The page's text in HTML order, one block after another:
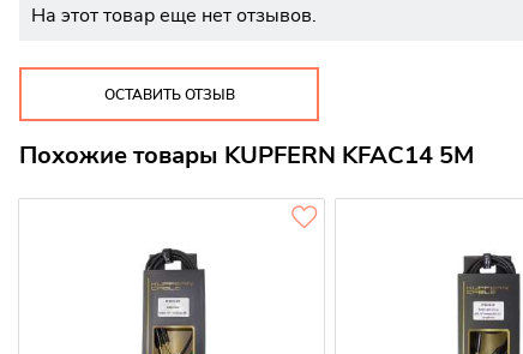
На этот товар еще нет отзывов.
ОСТАВИТЬ ОТЗЫВ
Похожие товары KUPFERN KFAC14 5M